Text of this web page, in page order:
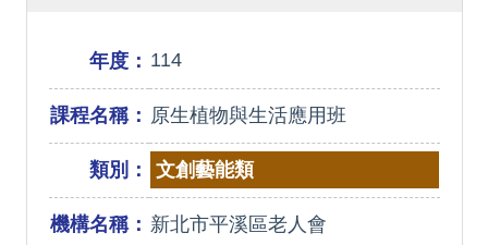
年度： 114
課程名稱： 原生植物與生活應用班
類別： 文創藝能類
機構名稱： 新北市平溪區老人會